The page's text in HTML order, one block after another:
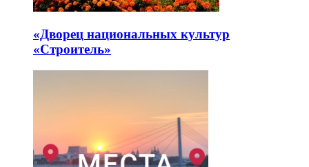
«Дворец национальных культур
«Строитель»